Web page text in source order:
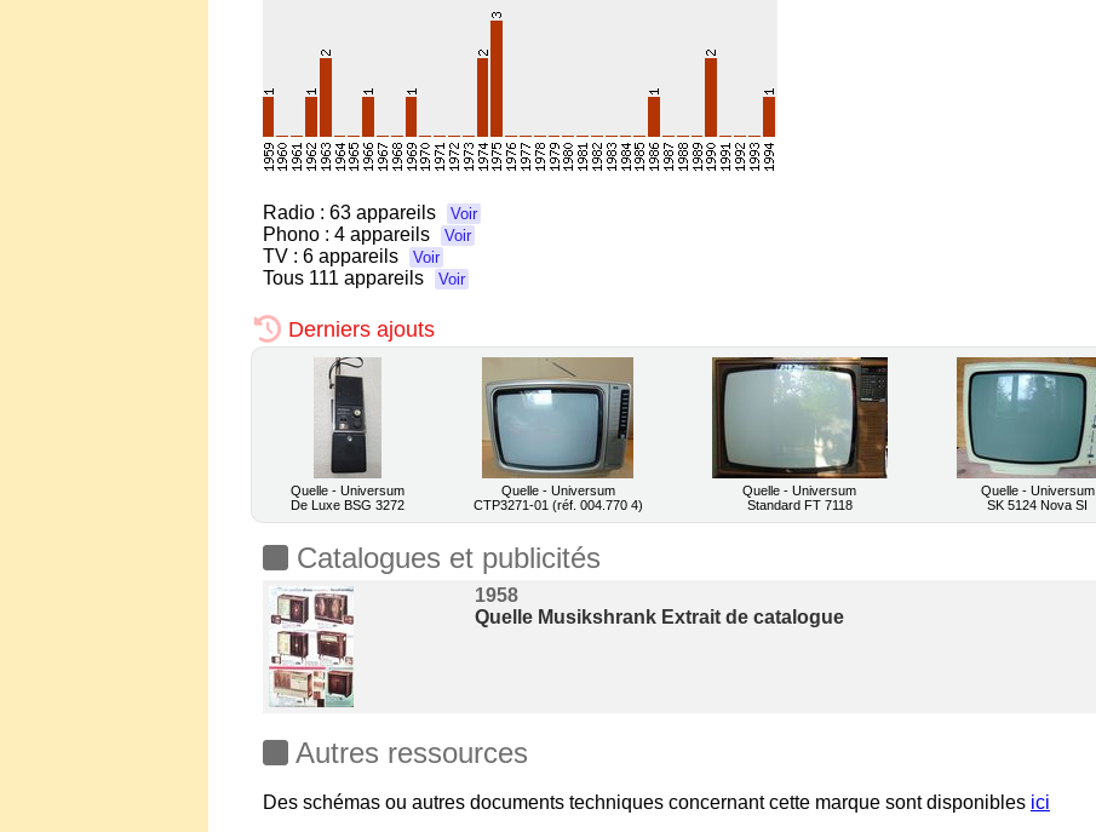
Radio : 63 appareils Voir
Phono : 4 appareils Voir
TV : 6 appareils Voir
Tous 111 appareils Voir
Derniers ajouts
Quelle - Universum
De Luxe BSG 3272
Quelle - Universum
CTP3271-01 (réf. 004.770 4)
Quelle - Universum
Standard FT 7118
Quelle - Universum
SK 5124 Nova SI
Catalogues et publicités
1958
Quelle Musikshrank Extrait de catalogue
Autres ressources
Des schémas ou autres documents techniques concernant cette marque sont disponibles ici